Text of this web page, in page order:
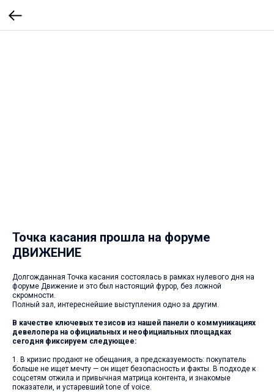
Точка касания прошла на форуме
ДВИЖЕНИЕ
Долгожданная Точка касания состоялась в рамках нулевого дня на
форуме Движение и это был настоящий фурор, без ложной
скромности.
Полный зал, интереснейшие выступления одно за другим.
В качестве ключевых тезисов из нашей панели о коммуникациях
девелопера на официальных и неофициальных площадках
сегодня фиксируем следующее:
1. В кризис продают не обещания, а предсказуемость: покупатель
больше не ищет мечту — он ищет безопасность и факты. В подходе к
соцсетям отжила и привычная матрица контента, и знакомые
показатели, и устаревший tone of voice.